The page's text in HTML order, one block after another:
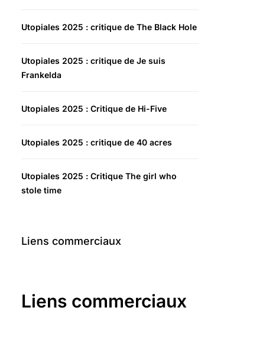
Utopiales 2025 : critique de The Black Hole
Utopiales 2025 : critique de Je suis
Frankelda
Utopiales 2025 : Critique de Hi-Five
Utopiales 2025 : critique de 40 acres
Utopiales 2025 : Critique The girl who
stole time
Liens commerciaux
Liens commerciaux